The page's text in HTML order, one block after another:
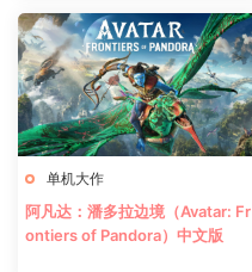
单机大作
阿凡达：潘多拉边境（Avatar: Fr
ontiers of Pandora）中文版